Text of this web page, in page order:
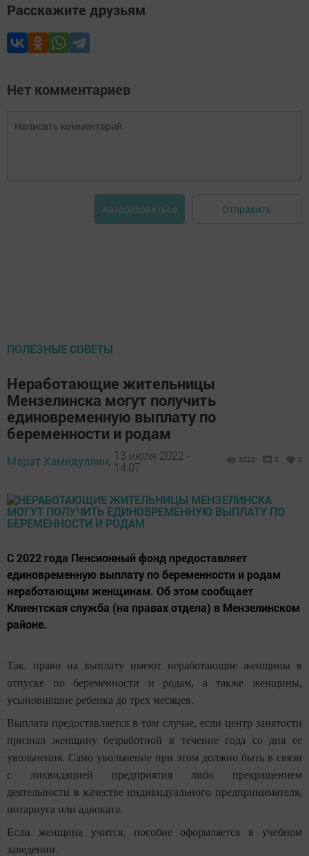
Расскажите друзьям
Нет комментариев
Авторизоваться Отправить
ПОЛЕЗНЫЕ СОВЕТЫ
Неработающие жительницы
Мензелинска могут получить
единовременную выплату по
беременности и родам
Марат Хамидуллин, 13 июля 2022 -
14:07
3222 0 0
С 2022 года Пенсионный фонд предоставляет
единовременную выплату по беременности и родам
неработающим женщинам. Об этом сообщает
Клиентская служба (на правах отдела) в Мензелинском
районе.
Так, право на выплату имеют неработающие женщины в
отпуске по беременности и родам, а также женщины,
усыновившие ребенка до трех месяцев.
Выплата предоставляется в том случае, если центр занятости
признал женщину безработной в течение года со дня ее
увольнения. Само увольнение при этом должно быть в связи
с ликвидацией предприятия либо прекращением
деятельности в качестве индивидуального предпринимателя,
нотариуса или адвоката.
Если женщина учится, пособие оформляется в учебном
заведении.